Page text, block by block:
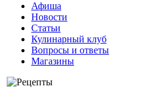
Афиша
Новости
Статьи
Кулинарный клуб
Вопросы и ответы
Магазины